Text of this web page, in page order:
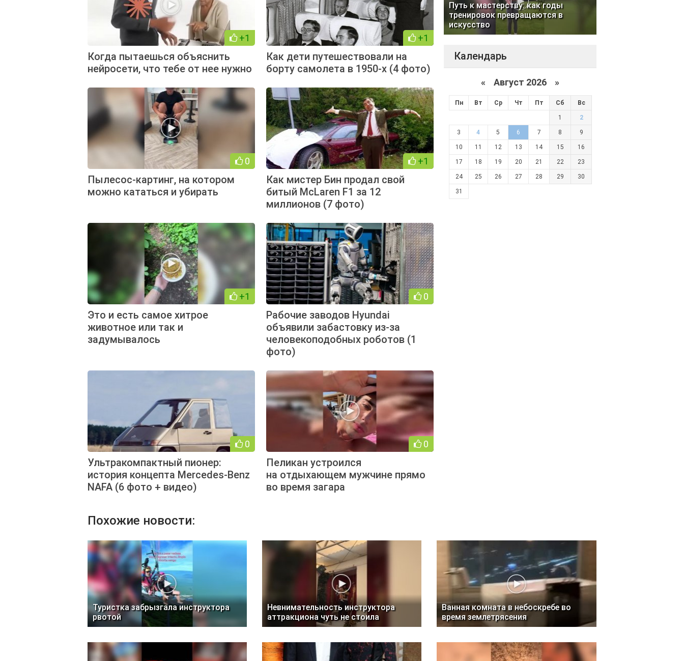
+1
Когда пытаешься объяснить
нейросети, что тебе от нее нужно
+1
Как дети путешествовали на
борту самолета в 1950-х (4 фото)
0
Пылесос-картинг, на котором
можно кататься и убирать
+1
Как мистер Бин продал свой
битый McLaren F1 за 12
миллионов (7 фото)
+1
Это и есть самое хитрое
животное или так и
задумывалось
0
Рабочие заводов Hyundai
объявили забастовку из-за
человекоподобных роботов (1
фото)
0
Ультракомпактный пионер:
история концепта Mercedes-Benz
NAFA (6 фото + видео)
0
Пеликан устроился
на отдыхающем мужчине прямо
во время загара
Путь к мастерству: как годы
тренировок превращаются в
искусство
Календарь
« Август 2026 »
Пн Вт Ср Чт Пт Сб Вс
1 2
3 4 5 6 7 8 9
10 11 12 13 14 15 16
17 18 19 20 21 22 23
24 25 26 27 28 29 30
31
Похожие новости:
Туристка забрызгала инструктора
рвотой
Невнимательность инструктора
аттракциона чуть не стоила
Ванная комната в небоскребе во
время землетрясения